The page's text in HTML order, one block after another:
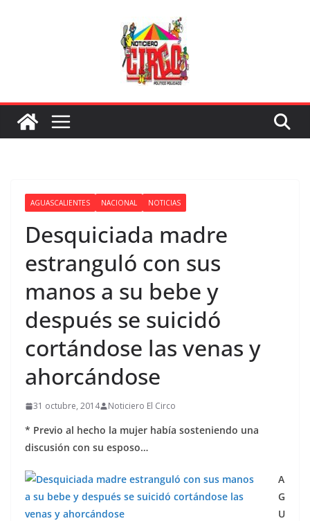
AGUASCALIENTES NACIONAL NOTICIAS
Desquiciada madre
estranguló con sus
manos a su bebe y
después se suicidó
cortándose las venas y
ahorcándose
31 octubre, 2014 Noticiero El Circo
* Previo al hecho la mujer había sosteniendo una
discusión con su esposo…
A
G
U